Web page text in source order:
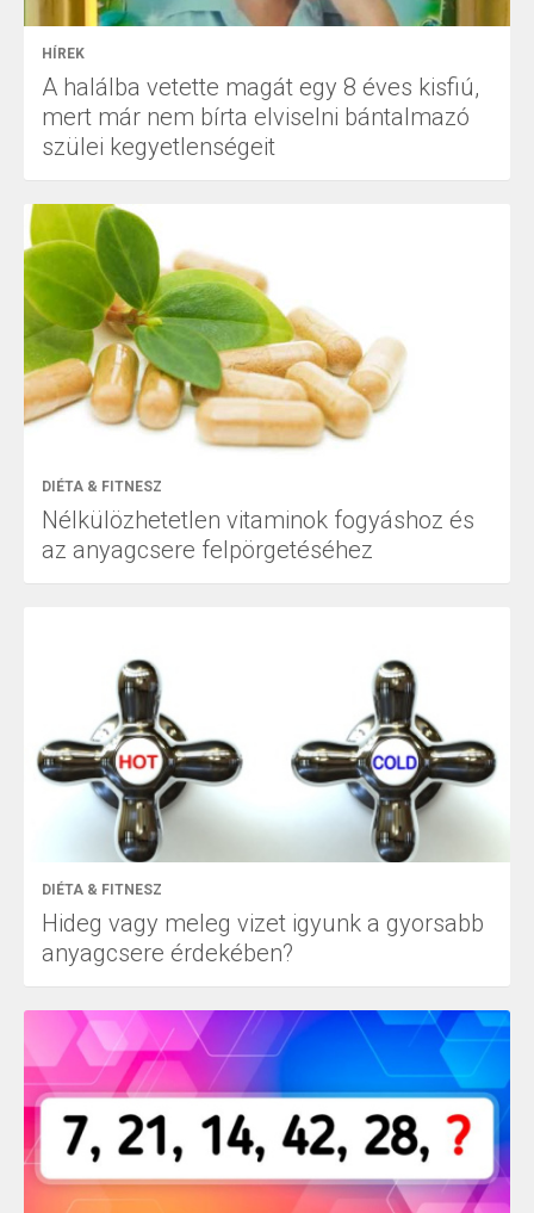
HÍREK
A halálba vetette magát egy 8 éves kisfiú,
mert már nem bírta elviselni bántalmazó
szülei kegyetlenségeit
DIÉTA & FITNESZ
Nélkülözhetetlen vitaminok fogyáshoz és
az anyagcsere felpörgetéséhez
DIÉTA & FITNESZ
Hideg vagy meleg vizet igyunk a gyorsabb
anyagcsere érdekében?